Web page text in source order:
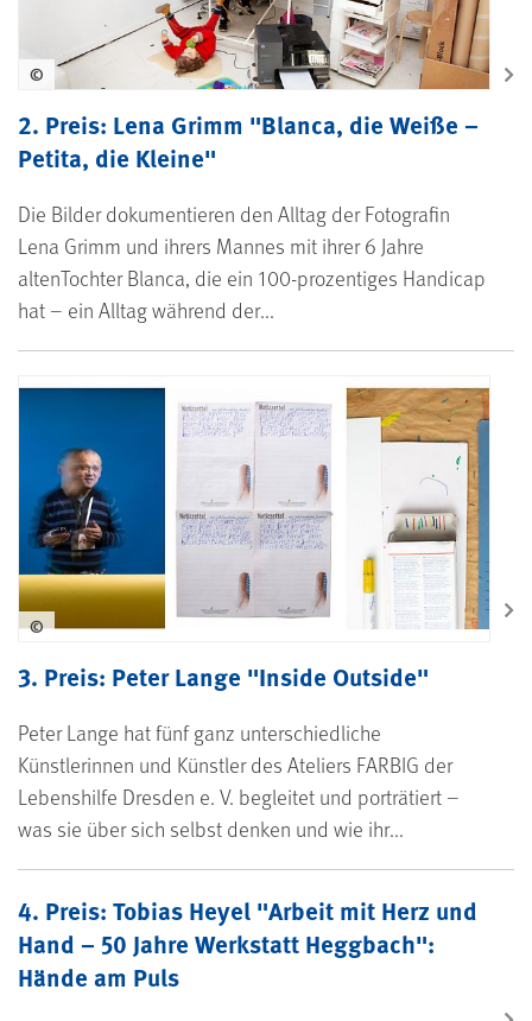
2. Preis: Lena Grimm "Blanca, die Weiße –
Petita, die Kleine"
Die Bilder dokumentieren den Alltag der Fotografin
Lena Grimm und ihrers Mannes mit ihrer 6 Jahre
altenTochter Blanca, die ein 100-prozentiges Handicap
hat – ein Alltag während der...
©
3. Preis: Peter Lange "Inside Outside"
Peter Lange hat fünf ganz unterschiedliche
Künstlerinnen und Künstler des Ateliers FARBIG der
Lebenshilfe Dresden e. V. begleitet und porträtiert –
was sie über sich selbst denken und wie ihr...
©
4. Preis: Tobias Heyel "Arbeit mit Herz und
Hand – 50 Jahre Werkstatt Heggbach":
Hände am Puls